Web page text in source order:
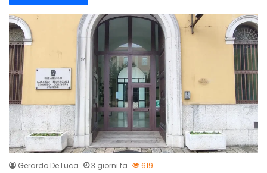
Gerardo De Luca 3 giorni fa 619